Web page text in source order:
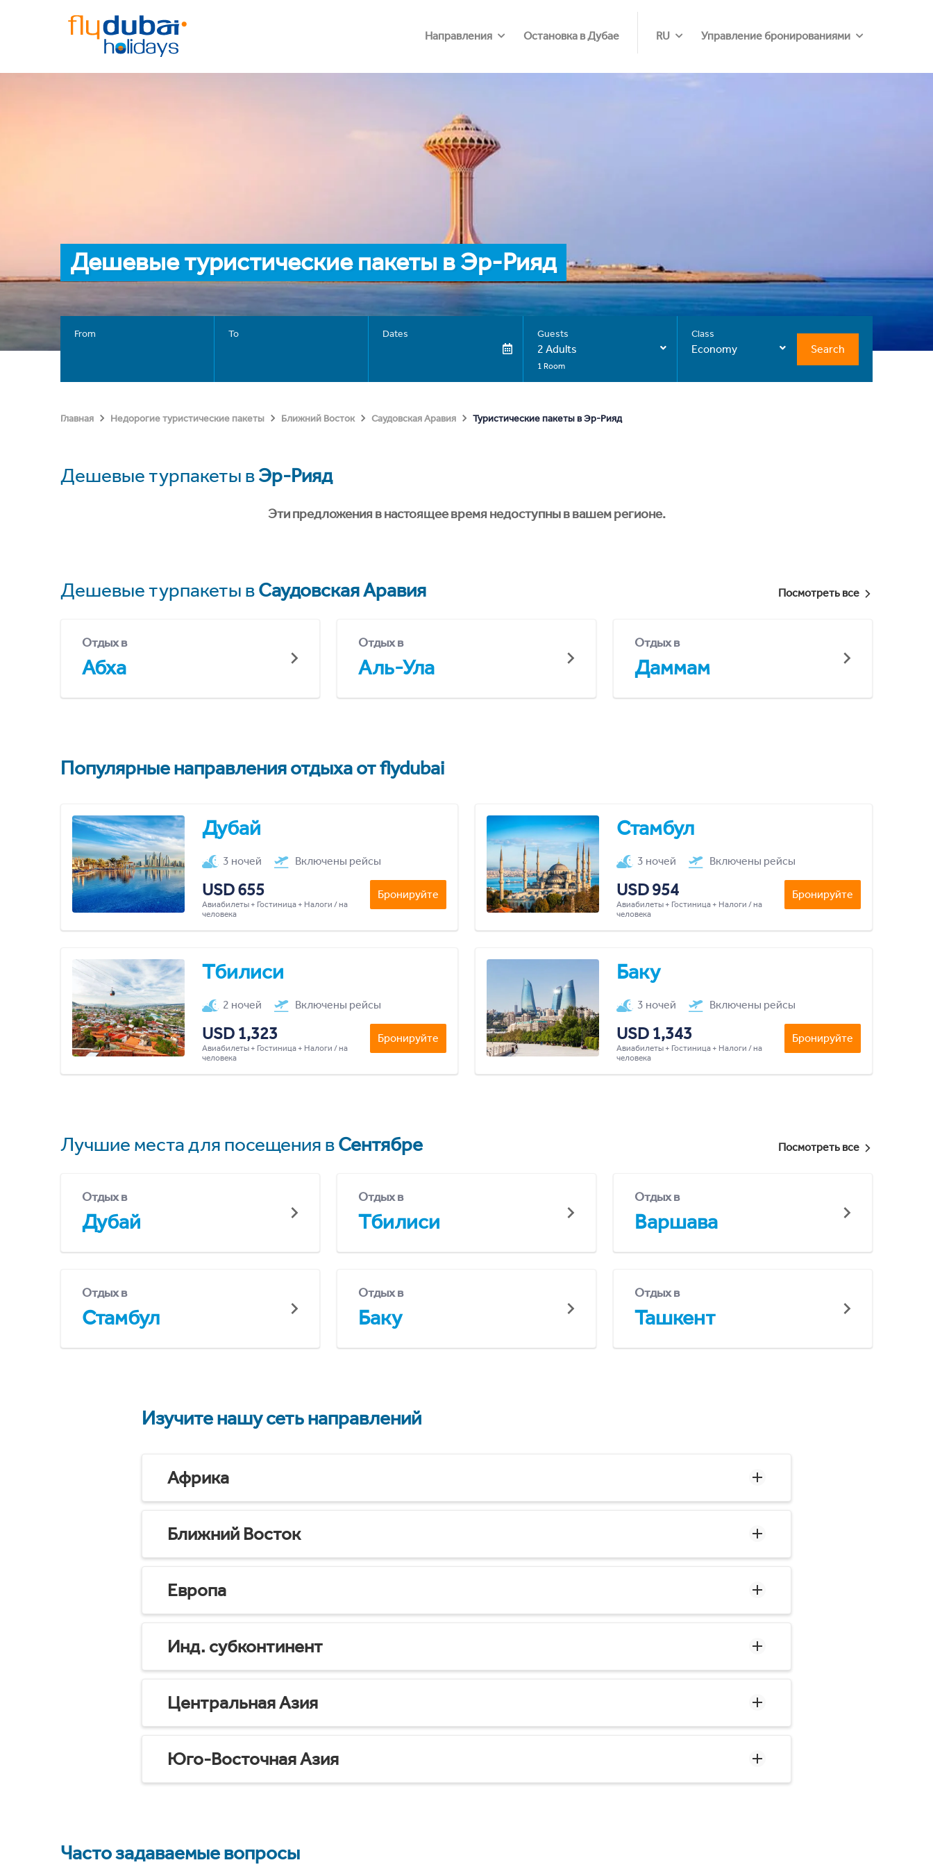
Направления Остановка в Дубае RU Управление бронированиями
Дешевые туристические пакеты в Эр-Рияд
From To Dates Guests
2 Adults
1 Room
Class
Economy Search
Главная Недорогие туристические пакеты Ближний Восток Саудовская Аравия Туристические пакеты в Эр-Рияд
Дешевые турпакеты вЭр-Рияд
Эти предложения в настоящее время недоступны в вашем регионе.
Дешевые турпакеты вСаудовская Аравия Посмотреть все
Отдых в
Абха
Отдых в
Аль-Ула
Отдых в
Даммам
Популярные направления отдыха от flydubai
Дубай
3 ночей Включены рейсы
USD 655
Авиабилеты + Гостиница + Налоги / на
человека
Бронируйте
Стамбул
3 ночей Включены рейсы
USD 954
Авиабилеты + Гостиница + Налоги / на
человека
Бронируйте
Тбилиси
2 ночей Включены рейсы
USD 1,323
Авиабилеты + Гостиница + Налоги / на
человека
Бронируйте
Баку
3 ночей Включены рейсы
USD 1,343
Авиабилеты + Гостиница + Налоги / на
человека
Бронируйте
Лучшие места для посещения вСентябре Посмотреть все
Отдых в
Дубай
Отдых в
Тбилиси
Отдых в
Варшава
Отдых в
Стамбул
Отдых в
Баку
Отдых в
Ташкент
Изучите нашу сеть направлений
Африка
Ближний Восток
Европа
Инд. субконтинент
Центральная Азия
Юго-Восточная Азия
Часто задаваемые вопросы